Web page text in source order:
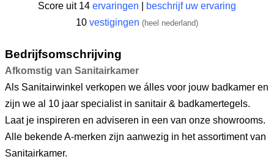
Score uit 14 ervaringen
beschrijf uw ervaring
10 vestigingen (heel nederland)
Bedrijfsomschrijving
Afkomstig van Sanitairkamer
Als Sanitairwinkel verkopen we álles voor jouw badkamer en
zijn we al 10 jaar specialist in sanitair & badkamertegels.
Laat je inspireren en adviseren in een van onze showrooms.
Alle bekende A-merken zijn aanwezig in het assortiment van
Sanitairkamer.